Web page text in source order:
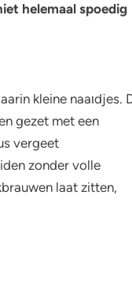
helemaal spoedig
kleine naaιdjes.
gezet met een
vergeet
zonder volle
laat zitten,